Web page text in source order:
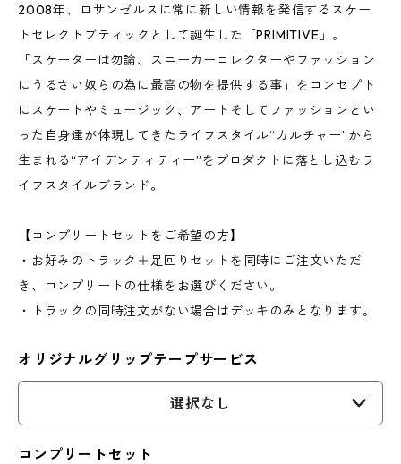
2008年、ロサンゼルスに常に新しい情報を発信するスケー
トセレクトブティックとして誕生した「PRIMITIVE」。
「スケーターは勿論、スニーカーコレクターやファッション
にうるさい奴らの為に最高の物を提供する事」をコンセプト
にスケートやミュージック、アートそしてファッションとい
った自身達が体現してきたライフスタイル“カルチャー”から
生まれる“アイデンティティー”をプロダクトに落とし込むラ
イフスタイルブランド。
【コンプリートセットをご希望の方】
・お好みのトラック＋足回りセットを同時にご注文いただ
き、コンプリートの仕様をお選びください。
・トラックの同時注文がない場合はデッキのみとなります。
オリジナルグリップテープサービス
選択なし
コンプリートセット